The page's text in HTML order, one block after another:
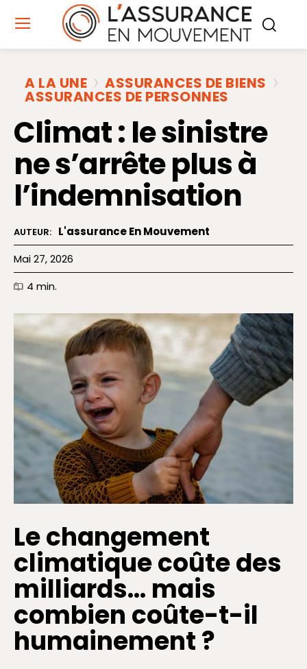
A LA UNE ASSURANCES DE BIENS
ASSURANCES DE PERSONNES
Climat : le sinistre
ne s’arrête plus à
l’indemnisation
AUTEUR: L'assurance En Mouvement
Mai 27, 2026
4 min.
Le changement
climatique coûte des
milliards… mais
combien coûte-t-il
humainement ?